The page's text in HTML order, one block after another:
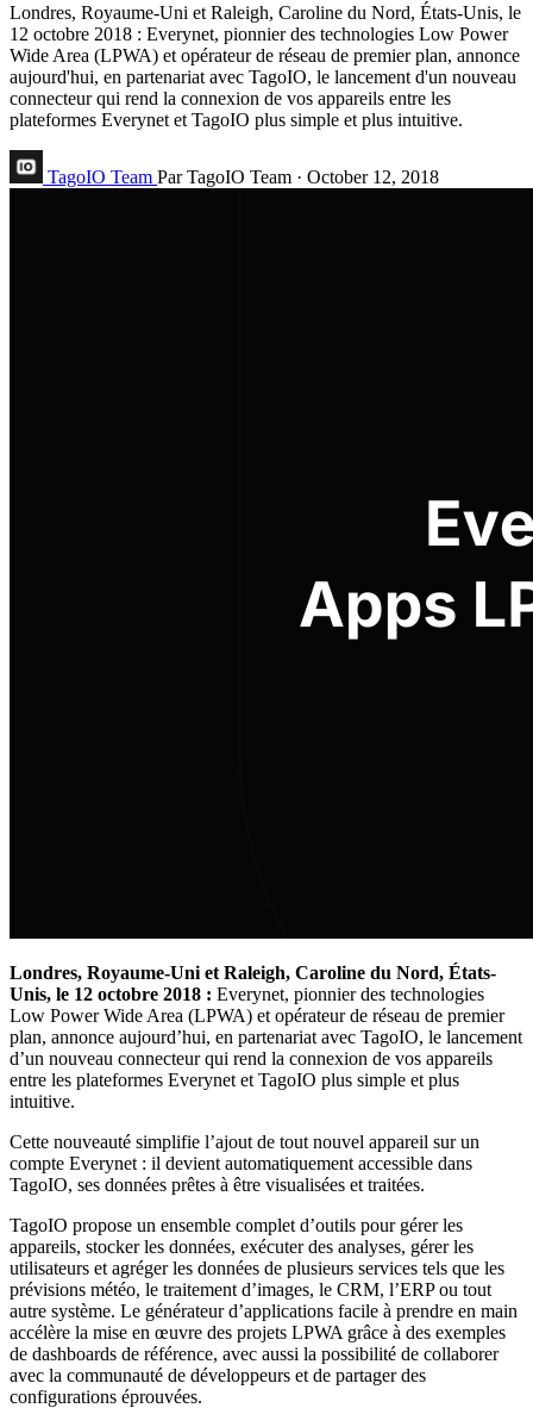
Londres, Royaume-Uni et Raleigh, Caroline du Nord, États-Unis, le
12 octobre 2018 : Everynet, pionnier des technologies Low Power
Wide Area (LPWA) et opérateur de réseau de premier plan, annonce
aujourd'hui, en partenariat avec TagoIO, le lancement d'un nouveau
connecteur qui rend la connexion de vos appareils entre les
plateformes Everynet et TagoIO plus simple et plus intuitive.
TagoIO Team Par TagoIO Team · October 12, 2018
Londres, Royaume-Uni et Raleigh, Caroline du Nord, États-
Unis, le 12 octobre 2018 : Everynet, pionnier des technologies
Low Power Wide Area (LPWA) et opérateur de réseau de premier
plan, annonce aujourd’hui, en partenariat avec TagoIO, le lancement
d’un nouveau connecteur qui rend la connexion de vos appareils
entre les plateformes Everynet et TagoIO plus simple et plus
intuitive.
Cette nouveauté simplifie l’ajout de tout nouvel appareil sur un
compte Everynet : il devient automatiquement accessible dans
TagoIO, ses données prêtes à être visualisées et traitées.
TagoIO propose un ensemble complet d’outils pour gérer les
appareils, stocker les données, exécuter des analyses, gérer les
utilisateurs et agréger les données de plusieurs services tels que les
prévisions météo, le traitement d’images, le CRM, l’ERP ou tout
autre système. Le générateur d’applications facile à prendre en main
accélère la mise en œuvre des projets LPWA grâce à des exemples
de dashboards de référence, avec aussi la possibilité de collaborer
avec la communauté de développeurs et de partager des
configurations éprouvées.